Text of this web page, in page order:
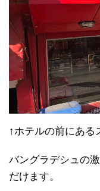
↑ホテルの前にある
バングラデシュの
だけます。